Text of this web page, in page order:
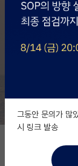
그동안 문의가 많
시 링크 발송